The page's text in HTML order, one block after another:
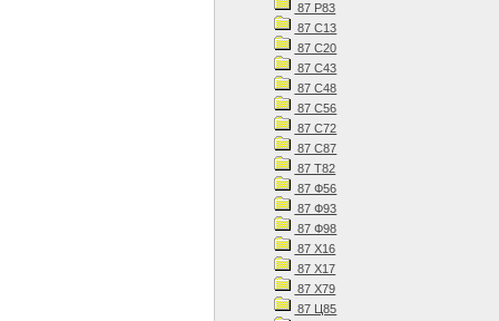
87 Р83
87 С13
87 С20
87 С43
87 С48
87 С56
87 С72
87 С87
87 Т82
87 Ф56
87 Ф93
87 Ф98
87 Х16
87 Х17
87 Х79
87 Ц85